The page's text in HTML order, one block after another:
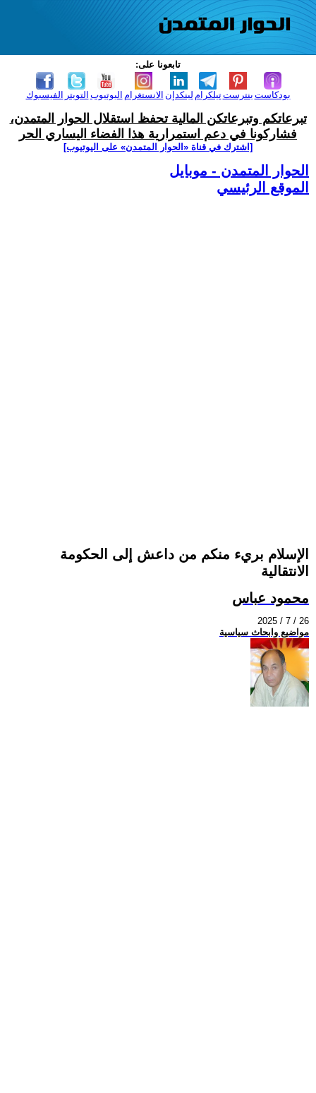
تابعونا على:
الفيسبوك التويتر اليوتيوب الانستغرام لينكدإن تيلكرامبنترست بودكاست
تبرعاتكم وتبرعاتكن المالية تحفظ استقلال الحوار المتمدن،
فشاركونا في دعم استمرارية هذا الفضاء اليساري الحر
[اشترك في قناة ‫«الحوار المتمدن» على اليوتيوب]
الحوار المتمدن - موبايل
الموقع الرئيسي
الإسلام بريء منكم من داعش إلى الحكومة
الانتقالية
محمود عباس
2025 / 7 / 26
مواضيع وابحاث سياسية